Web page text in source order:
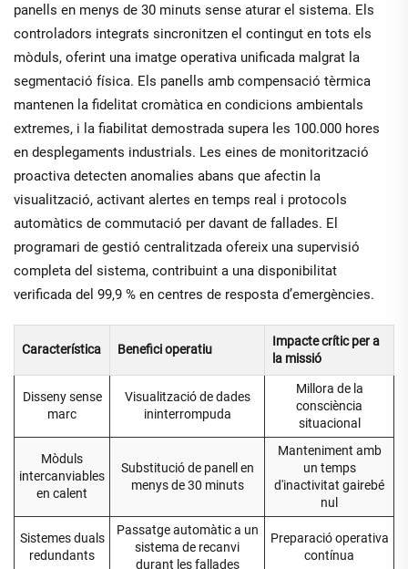
panells en menys de 30 minuts sense aturar el sistema. Els
controladors integrats sincronitzen el contingut en tots els
mòduls, oferint una imatge operativa unificada malgrat la
segmentació física. Els panells amb compensació tèrmica
mantenen la fidelitat cromàtica en condicions ambientals
extremes, i la fiabilitat demostrada supera les 100.000 hores
en desplegaments industrials. Les eines de monitorització
proactiva detecten anomalies abans que afectin la
visualització, activant alertes en temps real i protocols
automàtics de commutació per davant de fallades. El
programari de gestió centralitzada ofereix una supervisió
completa del sistema, contribuint a una disponibilitat
verificada del 99,9 % en centres de resposta d’emergències.
Característica Benefici operatiu
Impacte crític per a
la missió
Disseny sense
marc
Visualització de dades
ininterrompuda
Millora de la
consciència
situacional
Mòduls
intercanviables
en calent
Substitució de panell en
menys de 30 minuts
Manteniment amb
un temps
d'inactivitat gairebé
nul
Sistemes duals
redundants
Passatge automàtic a un
sistema de recanvi
durant les fallades
Preparació operativa
contínua